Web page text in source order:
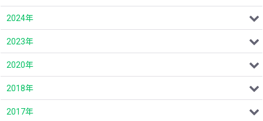
2024年
2023年
2020年
2018年
2017年